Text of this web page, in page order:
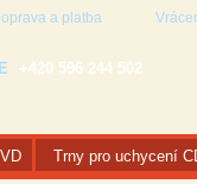
a platba
+420 596 244 502
Trny pro uchycení